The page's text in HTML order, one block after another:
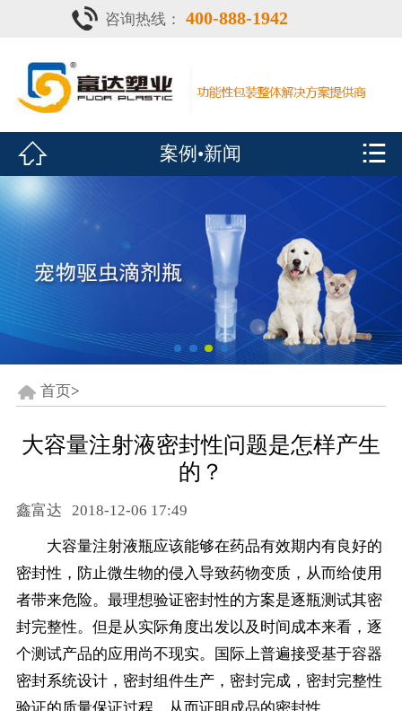
 首页
案例•新闻
展会风采
关于鑫富达
咨询热线： 400-888-1942
 案例•新闻 
首页>
大容量注射液密封性问题是怎样产生
的？
鑫富达 2018-12-06 17:49
大容量注射液瓶应该能够在药品有效期内有良好的
密封性，防止微生物的侵入导致药物变质，从而给使用
者带来危险。最理想验证密封性的方案是逐瓶测试其密
封完整性。但是从实际角度出发以及时间成本来看，逐
个测试产品的应用尚不现实。国际上普遍接受基于容器
密封系统设计，密封组件生产，密封完成，密封完整性